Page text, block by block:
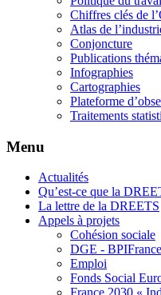
Chiffres clés de
Atlas de
Conjoncture
Publications
Infographies
Cartographies
Plateforme
Traitements
Menu
Actualités
Qu’est-ce que la
La lettre de la DREETS
Appels à projets
Cohésion sociale
DGE - BPIFrance
Emploi
Fonds Social